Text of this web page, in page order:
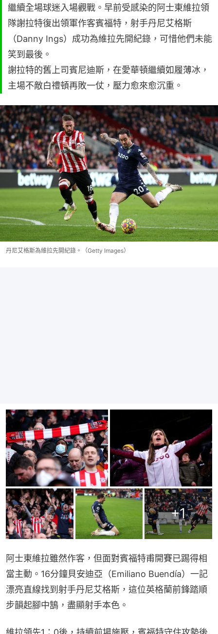
繼續全場球迷入場觀戰。早前受感染的阿士東維拉領
隊謝拉特復出領軍作客賓福特，射手丹尼艾格斯
（Danny Ings）成功為維拉先開紀錄，可惜他們未能
笑到最後。
謝拉特的舊上司賓尼迪斯，在愛華頓繼續如履薄冰，
主場不敵白禮頓再敗一仗，壓力愈來愈沉重。
丹尼艾格斯為維拉先開紀錄。（Getty Images）
+1
阿士東維拉雖然作客，但面對賓福特甫開賽已踢得相
當主動。16分鐘貝安迪亞（Emiliano Buendía）一記
漂亮直線找到射手丹尼艾格斯，這位英格蘭前鋒踏順
步韻起腳中鵠，盡顯射手本色。